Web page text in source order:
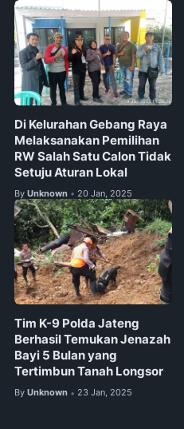
Di Kelurahan Gebang Raya
Melaksanakan Pemilihan
RW Salah Satu Calon Tidak
Setuju Aturan Lokal
By Unknown • 20 Jan, 2025
Tim K-9 Polda Jateng
Berhasil Temukan Jenazah
Bayi 5 Bulan yang
Tertimbun Tanah Longsor
By Unknown • 23 Jan, 2025